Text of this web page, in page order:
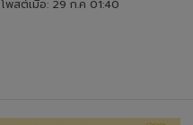
โพสต์เมื่อ: 29 ก.ค 01:40